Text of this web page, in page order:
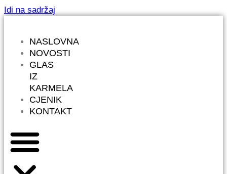
Idi na sadržaj
NASLOVNA
NOVOSTI
GLAS
IZ
KARMELA
CJENIK
KONTAKT